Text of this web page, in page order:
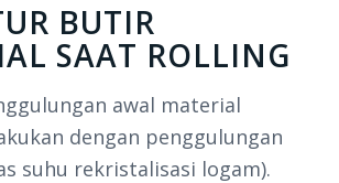
BUTIR
SAAT ROLLING
awal material
dengan penggulungan
suhu rekristalisasi logam).